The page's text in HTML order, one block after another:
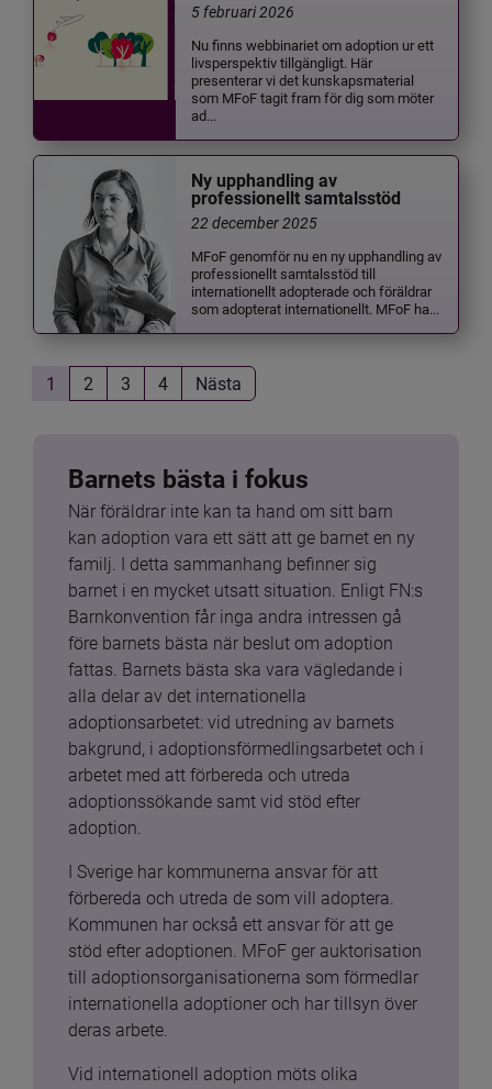
5 februari 2026
Nu finns webbinariet om adoption ur ett
livsperspektiv tillgängligt. Här
presenterar vi det kunskapsmaterial
som MFoF tagit fram för dig som möter
ad...
Ny upphandling av
professionellt samtalsstöd
22 december 2025
MFoF genomför nu en ny upphandling av
professionellt samtalsstöd till
internationellt adopterade och föräldrar
som adopterat internationellt. MFoF ha...
1 2 3 4 Nästa
Barnets bästa i fokus
När föräldrar inte kan ta hand om sitt barn
kan adoption vara ett sätt att ge barnet en ny
familj. I detta sammanhang befinner sig
barnet i en mycket utsatt situation. Enligt FN:s
Barnkonvention får inga andra intressen gå
före barnets bästa när beslut om adoption
fattas. Barnets bästa ska vara vägledande i
alla delar av det internationella
adoptionsarbetet: vid utredning av barnets
bakgrund, i adoptionsförmedlingsarbetet och i
arbetet med att förbereda och utreda
adoptionssökande samt vid stöd efter
adoption.
I Sverige har kommunerna ansvar för att
förbereda och utreda de som vill adoptera.
Kommunen har också ett ansvar för att ge
stöd efter adoptionen. MFoF ger auktorisation
till adoptionsorganisationerna som förmedlar
internationella adoptioner och har tillsyn över
deras arbete.
Vid internationell adoption möts olika